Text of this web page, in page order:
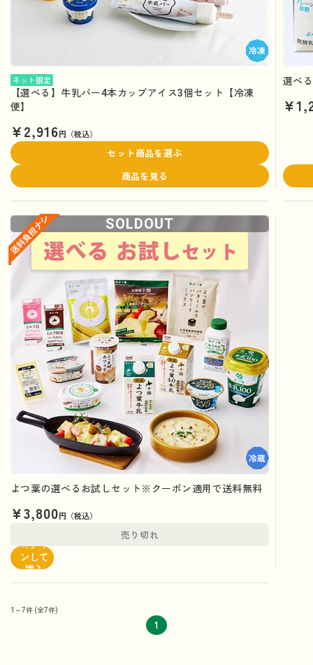
ネット限定
【選べる】牛乳バー4本カップアイス3個セット【冷凍
便】
¥2,916円（税込）
セット商品を選ぶ
商品を見る
選べ
よつ葉の選べるお試しセット※クーポン適用で送料無料
¥3,800円（税込）
売り切れ
SOLDOUT
ログイ
ンして
購入
1～7件 (全7件)
1